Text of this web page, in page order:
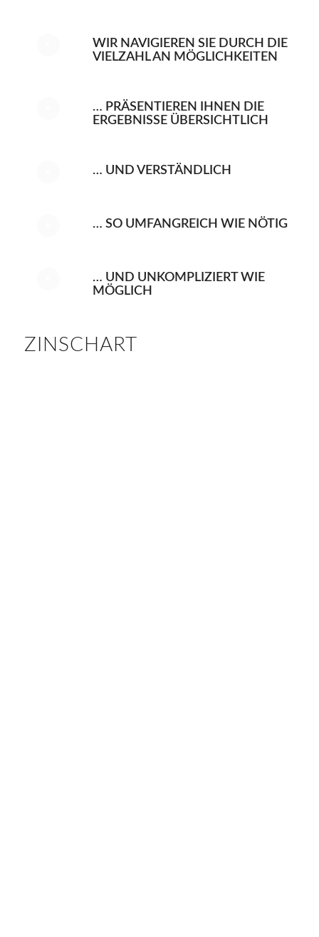
WIR NAVIGIEREN SIE DURCH DIE
VIELZAHL AN MÖGLICHKEITEN
… PRÄSENTIEREN IHNEN DIE
ERGEBNISSE ÜBERSICHTLICH
… UND VERSTÄNDLICH
… SO UMFANGREICH WIE NÖTIG
… UND UNKOMPLIZIERT WIE
MÖGLICH
ZINSCHART